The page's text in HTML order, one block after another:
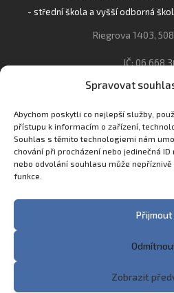
Spravovat
Abychom poskytli co nejlepší služby,
přístupu k informacím o zařízení,
Souhlas s těmito technologiemi nám
chování při procházení nebo jedinečná
nebo odvolání souhlasu může
funkce.
Přijmout
Zobrazit
- střední škola a vyšší odborná
Riegrova 1403,
IČ: 06 668
493 623 021,
Pověřenec pro ochranu
Innovation One s.r.o. IČO:
Filip Šikola +420 775 992 451
Hořice